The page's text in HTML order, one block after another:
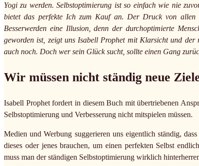
Yogi zu werden. Selbstoptimierung ist so einfach wie nie
bietet das perfekte Ich zum Kauf an. Der Druck von
Besserwerden eine Illusion, denn der durchoptimierte
geworden ist, zeigt uns Isabell Prophet mit Klarsicht und
auch noch. Doch wer sein Glück sucht, sollte einen Gang
Wir müssen nicht ständig neue
Isabell Prophet fordert in diesem Buch mit übertriebenen
Selbstoptimierung und Verbesserung nicht mitspielen müssen.
Medien und Werbung suggerieren uns eigentlich ständig,
dieses oder jenes brauchen, um einen perfekten Selbst
muss man der ständigen Selbstoptimierung wirklich